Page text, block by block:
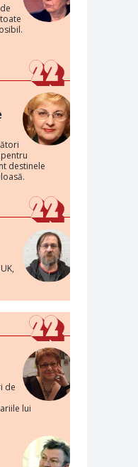
destinele
de
lui